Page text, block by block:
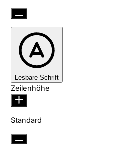
Lesbare Schrift
Zeilenhöhe
Standard